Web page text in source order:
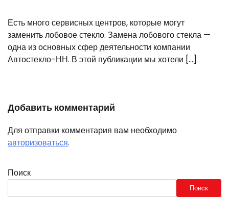
Есть много сервисных центров, которые могут
заменить лобовое стекло. Замена лобового стекла —
одна из основных сфер деятельности компании
Автостекло-НН. В этой публикации мы хотели […]
Добавить комментарий
Для отправки комментария вам необходимо
авторизоваться.
Поиск
Поиск